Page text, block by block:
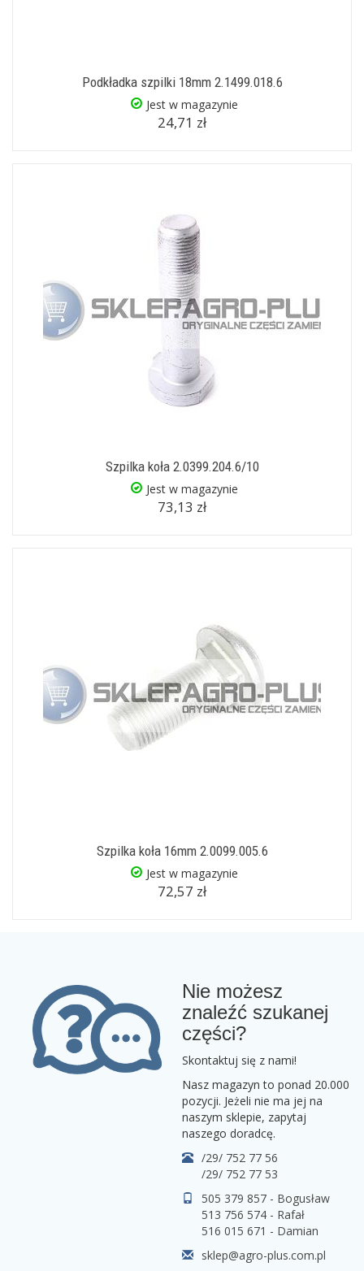
Podkładka szpilki 18mm 2.1499.018.6
Jest w magazynie
24,71 zł
Szpilka koła 2.0399.204.6/10
Jest w magazynie
73,13 zł
Szpilka koła 16mm 2.0099.005.6
Jest w magazynie
72,57 zł
Nie możesz
znaleźć szukanej
części?
Skontaktuj się z nami!
Nasz magazyn to ponad 20.000
pozycji. Jeżeli nie ma jej na
naszym sklepie, zapytaj
naszego doradcę.
/29/ 752 77 56
/29/ 752 77 53
505 379 857 - Bogusław
513 756 574 - Rafał
516 015 671 - Damian
sklep@agro-plus.com.pl